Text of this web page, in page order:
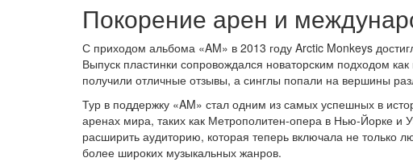
Покорение арен и
С приходом альбома «AM» в 2013 году Arctic Monkeys
Выпуск пластинки сопровождался новаторским подходом
получили отличные отзывы, а синглы попали на вершины
Тур в поддержку «AM» стал одним из самых успешных в
аренах мира, таких как Метрополитен-опера в Нью-Йорке и
расширить аудиторию, которая теперь включала не только
более широких музыкальных жанров.